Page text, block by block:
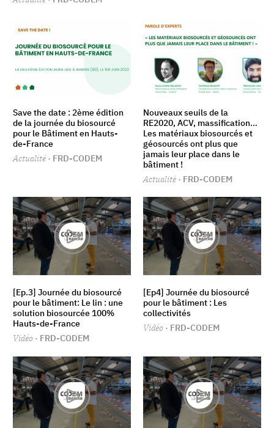
Save the date : 2ème édition
de la journée du biosourcé
pour le Bâtiment en Hauts-
de-France
Actualité · FRD-CODEM
Nouveaux seuils de la
RE2020, ACV, massification…
Les matériaux biosourcés et
géosourcés ont plus que
jamais leur place dans le
bâtiment !
Actualité · FRD-CODEM
[Ep.3] Journée du biosourcé
pour le bâtiment: Le lin : une
solution biosourcée 100%
Hauts-de-France
Vidéo · FRD-CODEM
[Ep4] Journée du biosourcé
pour le bâtiment : Les
collectivités
Vidéo · FRD-CODEM